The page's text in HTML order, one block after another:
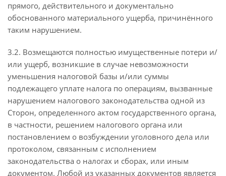
прямого, действительного и документально
обоснованного материального ущерба, причинённого
таким нарушением.
3.2. Возмещаются полностью имущественные потери и/
или ущерб, возникшие в случае невозможности
уменьшения налоговой базы и/или суммы
подлежащего уплате налога по операциям, вызванные
нарушением налогового законодательства одной из
Сторон, определенного актом государственного органа,
в частности, решением налогового органа или
постановлением о возбуждении уголовного дела или
протоколом, связанным с исполнением
законодательства о налогах и сборах, или иным
документом. Любой из указанных документов является